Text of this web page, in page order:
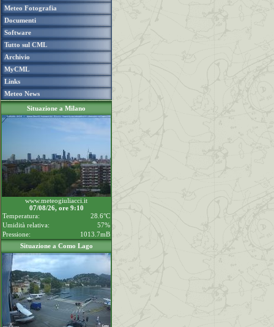
Meteo Fotografia
Documenti
Software
Tutto sul CML
Archivio
MyCML
Links
Meteo News
Situazione a Milano
www.meteogiuliacci.it
07/08/26, ore 9:10
Temperatura:
28.6°C
Umidità relativa:
57%
Pressione:
1013.7mB
Situazione a Como Lago